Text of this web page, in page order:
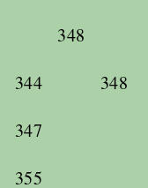
348
344
348
347
355